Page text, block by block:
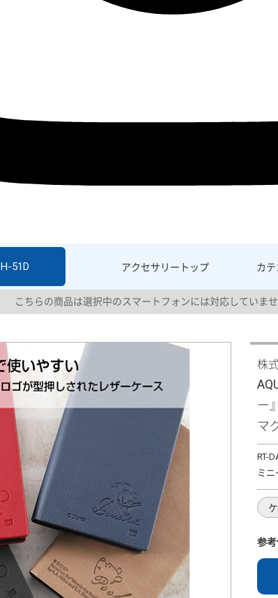
アクセサリー トップ カ
51D
こちらの商品は選択中のスマートフォンには対応していませ
株
ー
マ
RT-
ミニ
参